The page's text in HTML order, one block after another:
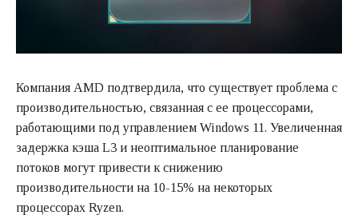
Компания AMD подтвердила, что существует проблема с
производительностью, связанная с ее процессорами,
работающими под управлением Windows 11. Увеличенная
задержка кэша L3 и неоптимальное планирование
потоков могут привести к снижению
производительности на 10-15% на некоторых
процессорах Ryzen.